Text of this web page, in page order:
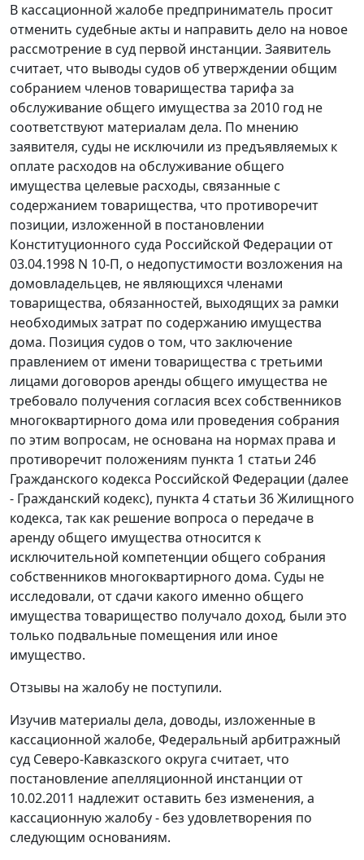
В кассационной жалобе предприниматель просит
отменить судебные акты и направить дело на новое
рассмотрение в суд первой инстанции. Заявитель
считает, что выводы судов об утверждении общим
собранием членов товарищества тарифа за
обслуживание общего имущества за 2010 год не
соответствуют материалам дела. По мнению
заявителя, суды не исключили из предъявляемых к
оплате расходов на обслуживание общего
имущества целевые расходы, связанные с
содержанием товарищества, что противоречит
позиции, изложенной в постановлении
Конституционного суда Российской Федерации от
03.04.1998 N 10-П, о недопустимости возложения на
домовладельцев, не являющихся членами
товарищества, обязанностей, выходящих за рамки
необходимых затрат по содержанию имущества
дома. Позиция судов о том, что заключение
правлением от имени товарищества с третьими
лицами договоров аренды общего имущества не
требовало получения согласия всех собственников
многоквартирного дома или проведения собрания
по этим вопросам, не основана на нормах права и
противоречит положениям пункта 1 статьи 246
Гражданского кодекса Российской Федерации (далее
- Гражданский кодекс), пункта 4 статьи 36Жилищного
кодекса, так как решение вопроса о передаче в
аренду общего имущества относится к
исключительной компетенции общего собрания
собственников многоквартирного дома. Суды не
исследовали, от сдачи какого именно общего
имущества товарищество получало доход, были это
только подвальные помещения или иное
имущество.
Отзывы на жалобу не поступили.
Изучив материалы дела, доводы, изложенные в
кассационной жалобе, Федеральный арбитражный
суд Северо-Кавказского округа считает, что
постановление апелляционной инстанции от
10.02.2011 надлежит оставить без изменения, а
кассационную жалобу - без удовлетворения по
следующим основаниям.